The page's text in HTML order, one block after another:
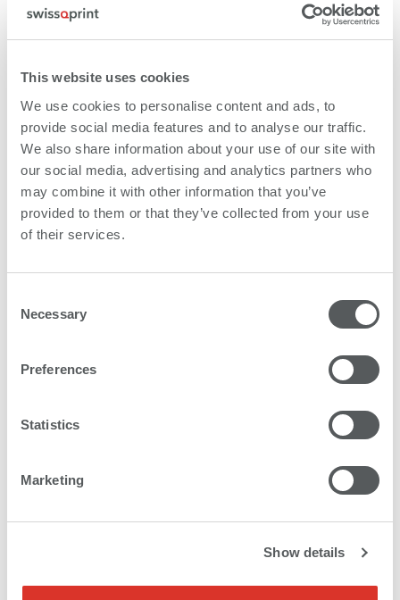
This website uses cookies
We use cookies to personalise content and ads, to
provide social media features and to analyse our traffic.
We also share information about your use of our site with
our social media, advertising and analytics partners who
may combine it with other information that you’ve
provided to them or that they’ve collected from your use
of their services.
Selection
Necessary
Preferences
Statistics
Marketing
Show details
MDFパネルにプリントされ、綿密にマッチングされた